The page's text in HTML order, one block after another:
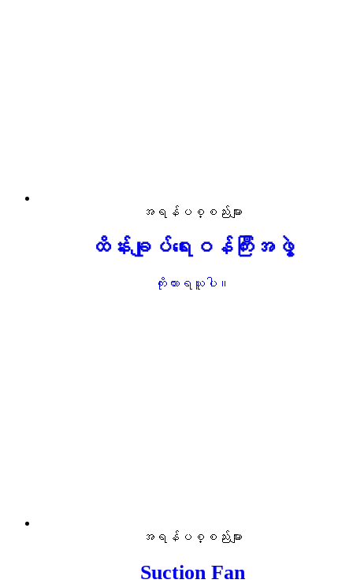
အရန်ပစ္စည်းများ
ထိန်းချုပ်ရေးဝန်ကြီးအဖွဲ့
ကိုးကားရယူပါ။
အရန်ပစ္စည်းများ
Suction Fan